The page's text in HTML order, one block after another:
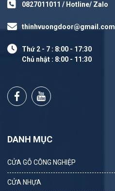
0827011011 / Hotline/ Zalo
thinhvuongdoor@gmail.com
Thứ 2 - 7 : 8:00 - 17:30
Chủ nhật : 8:00 - 11:30
DANH MỤC
CỬA GỖ CÔNG NGHIỆP
CỬA NHỰA